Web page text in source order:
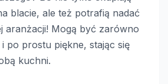
blacie, ale też potrafią nadać
aranżacji! Mogą być zarówno
po prostu piękne, stając się
kuchni.